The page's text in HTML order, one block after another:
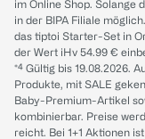
im Online Shop. Solange
in der BIPA Filiale
das tiptoi Starter-Set in
der Wert iHv 54.99 €
*⁴ Gültig bis 19.08.2026.
Produkte, mit SALE
Baby-Premium-Artikel
kombinierbar. Preise
reicht. Bei 1+1 Aktionen